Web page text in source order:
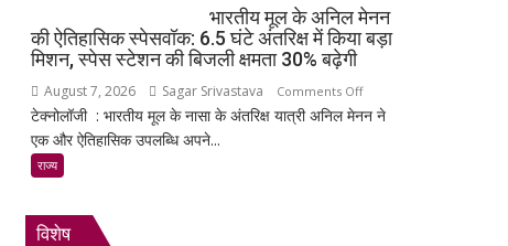
में
लॉन्च:
बैटरी,
120Hz
भारतीय मूल के अनिल मेनन
की ऐतिहासिक स्पेसवॉक: 6.5 घंटे अंतरिक्ष में किया बड़ा
मिशन, स्पेस स्टेशन की बिजली क्षमता 30% बढ़ेगी
August 7, 2026 Sagar Srivastava Comments Offon
भारतीय
टेक्नोलॉजी : भारतीय मूल के नासा के अंतरिक्ष यात्री अनिल मेनन ने
एक और ऐतिहासिक उपलब्धि अपने...
राज्य
विशेष